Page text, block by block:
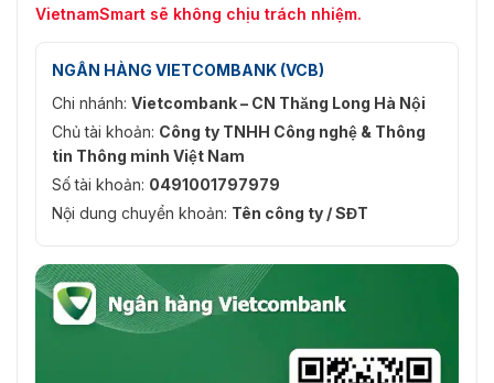
VietnamSmart sẽ không chịu trách nhiệm.
NGÂN HÀNG VIETCOMBANK (VCB)
Chi nhánh: Vietcombank – CN Thăng Long Hà Nội
Chủ tài khoản: Công ty TNHH Công nghệ & Thông
tin Thông minh Việt Nam
Số tài khoản: 0491001797979
Nội dung chuyển khoản: Tên công ty / SĐT